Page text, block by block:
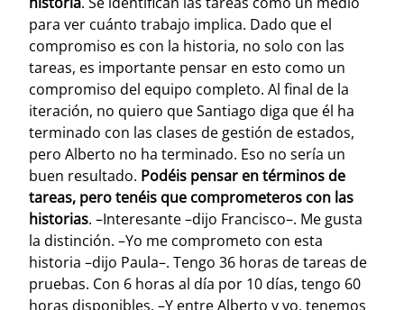
para ver cuánto trabajo implica. Dado que el
compromiso es con la historia, no solo con las
tareas, es importante pensar en esto como un
compromiso del equipo completo. Al final de la
iteración, no quiero que Santiago diga que él ha
terminado con las clases de gestión de estados,
pero Alberto no ha terminado. Eso no sería un
buen resultado. Podéis pensar en términos de
tareas, pero tenéis que comprometeros con las
historias. –Interesante –dijo Francisco–. Me gusta
la distinción. –Yo me comprometo con esta
historia –dijo Paula–. Tengo 36 horas de tareas de
pruebas. Con 6 horas al día por 10 días, tengo 60
horas disponibles. –Y entre Alberto y yo, tenemos